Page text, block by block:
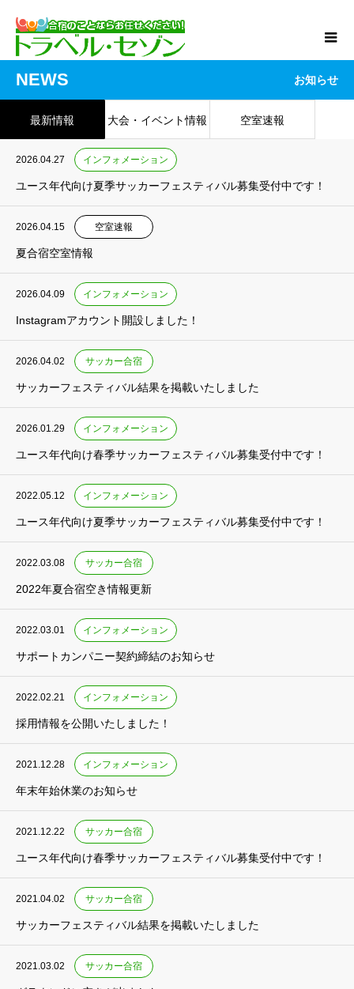
NEWS お知らせ
最新情報 大会・イベント情報 空室速報
2026.04.27 インフォメーション
ユース年代向け夏季サッカーフェスティバル募集受付中です！
2026.04.15 空室速報
夏合宿空室情報
2026.04.09 インフォメーション
Instagramアカウント開設しました！
2026.04.02 サッカー合宿
サッカーフェスティバル結果を掲載いたしました
2026.01.29 インフォメーション
ユース年代向け春季サッカーフェスティバル募集受付中です！
2022.05.12 インフォメーション
ユース年代向け夏季サッカーフェスティバル募集受付中です！
2022.03.08 サッカー合宿
2022年夏合宿空き情報更新
2022.03.01 インフォメーション
サポートカンパニー契約締結のお知らせ
2022.02.21 インフォメーション
採用情報を公開いたしました！
2021.12.28 インフォメーション
年末年始休業のお知らせ
2021.12.22 サッカー合宿
ユース年代向け春季サッカーフェスティバル募集受付中です！
2021.04.02 サッカー合宿
サッカーフェスティバル結果を掲載いたしました
2021.03.02 サッカー合宿